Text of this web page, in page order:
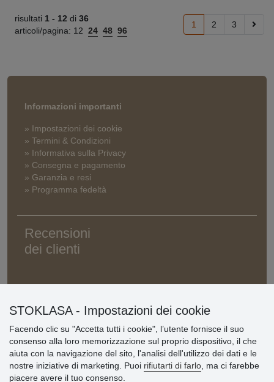
risultati 1 - 12 di 36
articoli/pagina: 12 24 48 96
1 2 3
Informazioni importanti
» Impostazioni dei cookie
» Termini & Condizioni
» Informativa sulla Privacy
» Consegna e pagamento
» Garanzia e resi
» Programma fedeltà
Recensioni
dei clienti
STOKLASA - Impostazioni dei cookie
Facendo clic su "Accetta tutti i cookie", l’utente fornisce il suo
consenso alla loro memorizzazione sul proprio dispositivo, il che
aiuta con la navigazione del sito, l'analisi dell'utilizzo dei dati e le
nostre iniziative di marketing. Puoi rifiutarti di farlo , ma ci farebbe
piacere avere il tuo consenso.